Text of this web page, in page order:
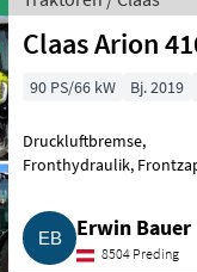
Serienlieferumfang,
zusätzlich mit: [060]
PI
Claas Arion
90 PS/66 kW Bj. 2019
Druckluftbremse,
Fronthydraulik,
Getriebeart
Lastschaltgetriebe, EHR,
Luftsitz, 4-Rad Bremse,
Erwin Bauer
8504 Preding